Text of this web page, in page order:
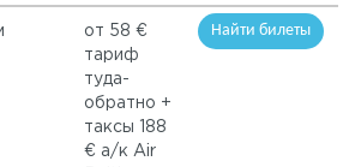
от 58 €
тариф
туда-
обратно +
таксы 188
€ а/к Air
Найти билеты